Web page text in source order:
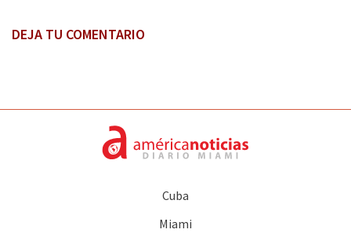
DEJA TU COMENTARIO
Cuba
Miami